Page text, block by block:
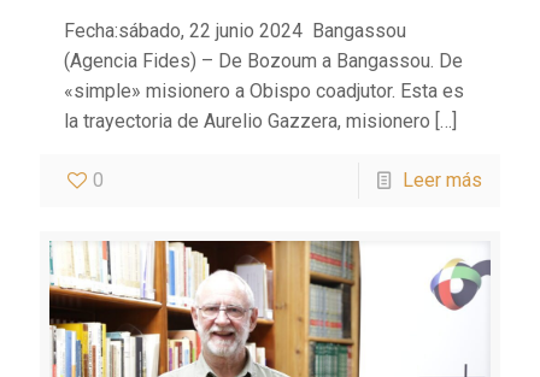
Fecha:sábado, 22 junio 2024 Bangassou
(Agencia Fides) – De Bozoum a Bangassou. De
«simple» misionero a Obispo coadjutor. Esta es
la trayectoria de Aurelio Gazzera, misionero […]
0 Leer más